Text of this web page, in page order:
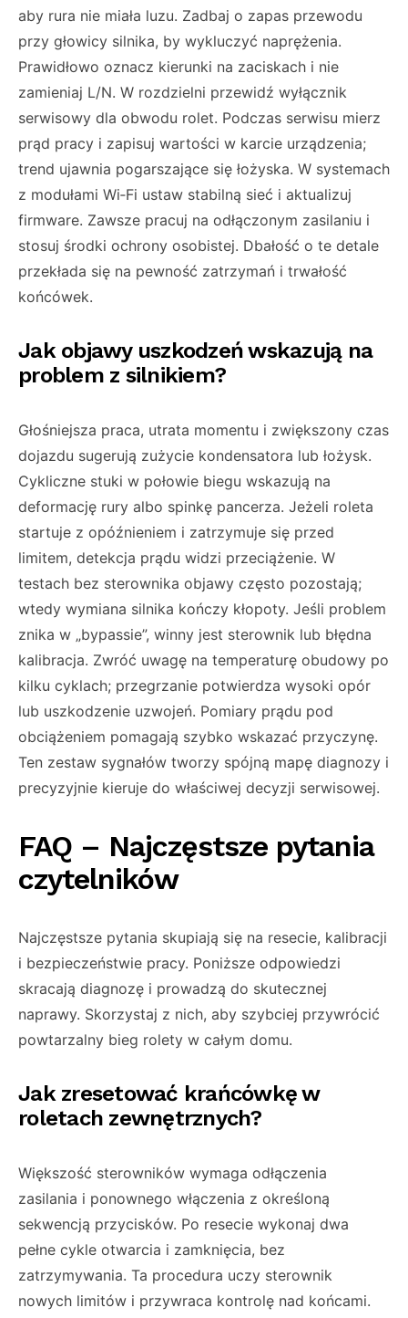
aby rura nie miała luzu. Zadbaj o zapas przewodu
przy głowicy silnika, by wykluczyć naprężenia.
Prawidłowo oznacz kierunki na zaciskach i nie
zamieniaj L/N. W rozdzielni przewidź wyłącznik
serwisowy dla obwodu rolet. Podczas serwisu mierz
prąd pracy i zapisuj wartości w karcie urządzenia;
trend ujawnia pogarszające się łożyska. W systemach
z modułami Wi‑Fi ustaw stabilną sieć i aktualizuj
firmware. Zawsze pracuj na odłączonym zasilaniu i
stosuj środki ochrony osobistej. Dbałość o te detale
przekłada się na pewność zatrzymań i trwałość
końcówek.
Jak objawy uszkodzeń wskazują na
problem z silnikiem?
Głośniejsza praca, utrata momentu i zwiększony czas
dojazdu sugerują zużycie kondensatora lub łożysk.
Cykliczne stuki w połowie biegu wskazują na
deformację rury albo spinkę pancerza. Jeżeli roleta
startuje z opóźnieniem i zatrzymuje się przed
limitem, detekcja prądu widzi przeciążenie. W
testach bez sterownika objawy często pozostają;
wtedy wymiana silnika kończy kłopoty. Jeśli problem
znika w „bypassie”, winny jest sterownik lub błędna
kalibracja. Zwróć uwagę na temperaturę obudowy po
kilku cyklach; przegrzanie potwierdza wysoki opór
lub uszkodzenie uzwojeń. Pomiary prądu pod
obciążeniem pomagają szybko wskazać przyczynę.
Ten zestaw sygnałów tworzy spójną mapę diagnozy i
precyzyjnie kieruje do właściwej decyzji serwisowej.
FAQ – Najczęstsze pytania
czytelników
Najczęstsze pytania skupiają się na resecie, kalibracji
i bezpieczeństwie pracy. Poniższe odpowiedzi
skracają diagnozę i prowadzą do skutecznej
naprawy. Skorzystaj z nich, aby szybciej przywrócić
powtarzalny bieg rolety w całym domu.
Jak zresetować krańcówkę w
roletach zewnętrznych?
Większość sterowników wymaga odłączenia
zasilania i ponownego włączenia z określoną
sekwencją przycisków. Po resecie wykonaj dwa
pełne cykle otwarcia i zamknięcia, bez
zatrzymywania. Ta procedura uczy sterownik
nowych limitów i przywraca kontrolę nad końcami.